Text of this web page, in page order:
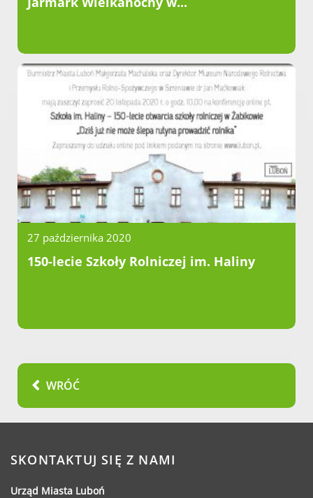
27 października 2020
150-lecie Szkoły Rolniczej im. Haliny
WRÓĆ
SKONTAKTUJ SIĘ Z NAMI
Urząd Miasta Luboń